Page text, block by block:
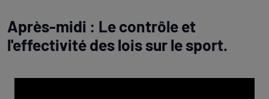
Après-midi : Le contrôle et
l'effectivité des lois sur le sport.